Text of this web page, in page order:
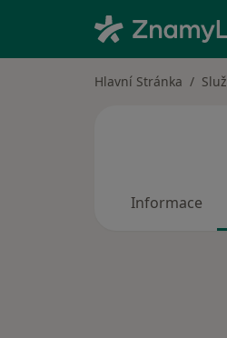
Hlavní Stránka
Informace